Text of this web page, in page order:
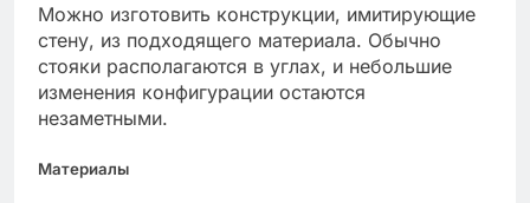
Можно изготовить конструкции, имитирующие
стену, из подходящего материала. Обычно
стояки располагаются в углах, и небольшие
изменения конфигурации остаются
незаметными.
Материалы